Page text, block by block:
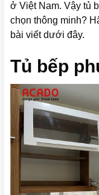
ở Việt Nam. Vậy tủ
chọn thông minh?
bài viết dưới đây.
Tủ bếp